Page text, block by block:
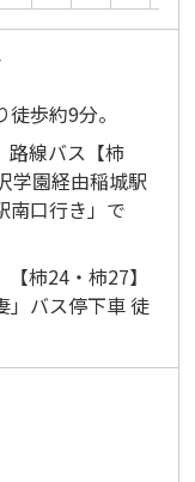
徒歩約9分。
路線バス【柿
学園経由稲城駅
南口行き」で
【柿24・柿27】
」バス停下車 徒